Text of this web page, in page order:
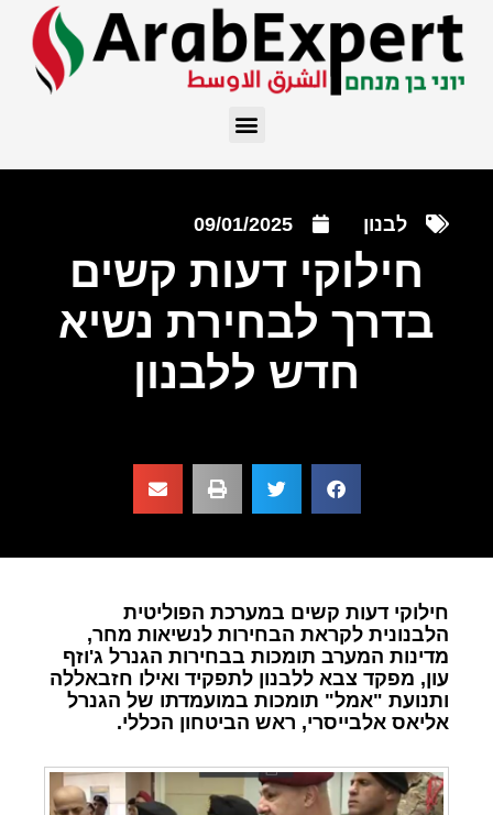
לבנון 09/01/2025
חילוקי דעות קשים
בדרך לבחירת נשיא
חדש ללבנון
חילוקי דעות קשים במערכת הפוליטית
הלבנונית לקראת הבחירות לנשיאות מחר,
מדינות המערב תומכות בבחירות הגנרל ג'וזף
עון, מפקד צבא ללבנון לתפקיד ואילו חזבאללה
ותנועת "אמל" תומכות במועמדתו של הגנרל
אליאס אלבייסרי, ראש הביטחון הכללי.